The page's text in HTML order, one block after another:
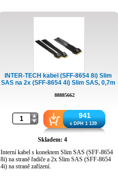
INTER-TECH kabel (SFF-8654 8i) Slim
SAS na 2x (SFF-8654 4i) Slim SAS, 0,7m
88885662
941
s DPH 1 139
Skladem: 4
Interní kabel s konektem Slim SAS (SFF-8654
8i) na straně řadiče a 2x Slim SAS (SFF-8654
4i) na straně zařízení.